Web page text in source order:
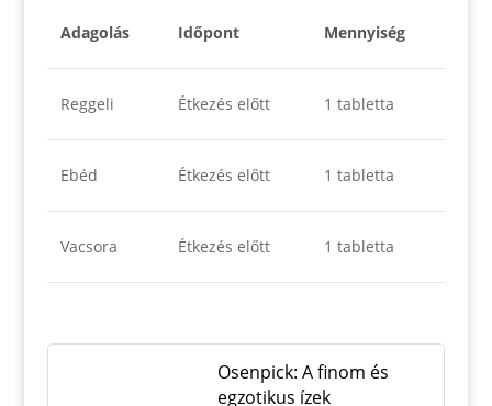
Adagolás Időpont Mennyiség
Reggeli Étkezés előtt 1 tabletta
Ebéd Étkezés előtt 1 tabletta
Vacsora Étkezés előtt 1 tabletta
Osenpick: A finom és
egzotikus ízek